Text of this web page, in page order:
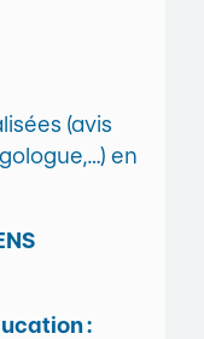
(avis
en
: